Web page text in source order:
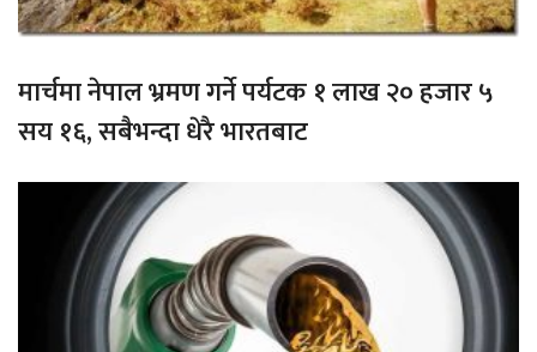
मार्चमा नेपाल भ्रमण गर्ने पर्यटक १ लाख २० हजार ५
सय १६, सबैभन्दा धेरै भारतबाट